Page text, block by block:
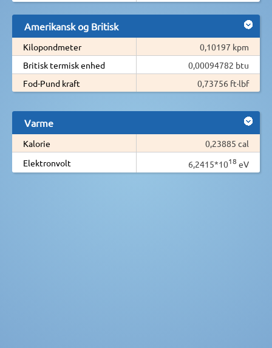
Amerikansk og Britisk
Kilopondmeter
0,10197 kpm
Britisk termisk enhed
0,00094782 btu
Fod-Pund kraft
0,73756 ft·lbf
Varme
Kalorie
0,23885 cal
Elektronvolt
6,2415*1018 eV